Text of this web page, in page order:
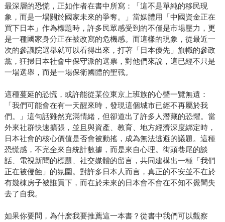
最深層的恐慌，正如作者在書中所寫：「這不是單純的移民現
象，而是一場關於國家未來的爭奪。」當媒體用「中國資金正在
買下日本」作為標題時，許多民眾感受到的不僅是市場壓力，更
是一種國家身分正在被改寫的危機感。而這樣的現象，從最近一
次的參議院選舉就可以看得出來，打著「日本優先」旗幟的參政
黨，狂掃日本社會中保守派的選票，對他們來說，這已經不只是
一場選舉，而是一場保衛國體的聖戰。
這種蔓延的恐慌，或許能從某位東京上班族的心聲一覽無遺：
「我們可能會在有一天醒來時，發現這個城市已經不再屬於我
們。」這句話雖然充滿情緒，但卻道出了許多人潛藏的恐懼。當
外來社群快速擴張，並且與資產、教育、地方經濟深度綁定時，
日本社會的核心價值是否會被動搖，成為無法逃避的議題。這種
恐慌感，不完全來自統計數據，而是來自心理。街頭巷尾的談
話、電視新聞的標題、社交媒體的留言，共同建構出一種「我們
正在被侵蝕」的氛圍。對許多日本人而言，真正的不安並不在於
有幾棟房子被誰買下，而在於未來的日本會不會在不知不覺間失
去了自我。
如果你要問，為什麽我要推薦這一本書？從書中我們可以觀察